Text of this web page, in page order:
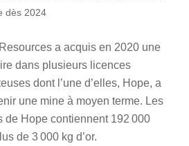
dès 2024
a acquis en 2020 une
dans plusieurs licences
dont l’une d’elles, Hope, a
une mine à moyen terme. Les
de Hope contiennent 192 000
de 3 000 kg d’or.